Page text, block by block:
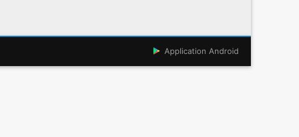
Application Android